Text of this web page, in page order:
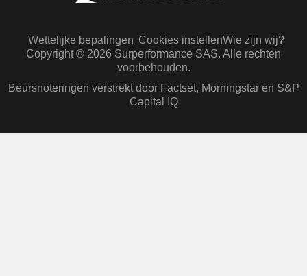
Wettelijke bepalingen Cookies instellenWie zijn wij?
Copyright © 2026 Surperformance SAS. Alle rechten
voorbehouden.
Beursnoteringen verstrekt door Factset, Morningstar en S&P
Capital IQ